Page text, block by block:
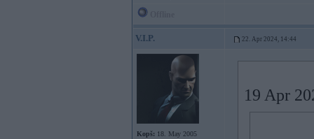
V.I.P. 22. Apr 2024, 14:44
Kopš: 18. May 2005
19 Apr